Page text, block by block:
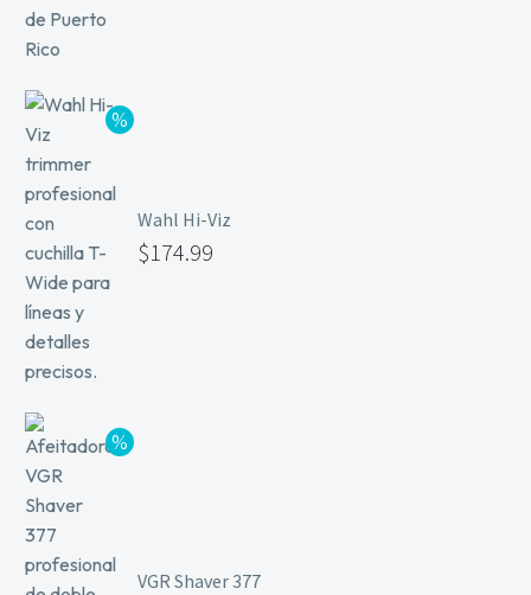
Wahl Hi-Viz
$174.99
VGR Shaver 377